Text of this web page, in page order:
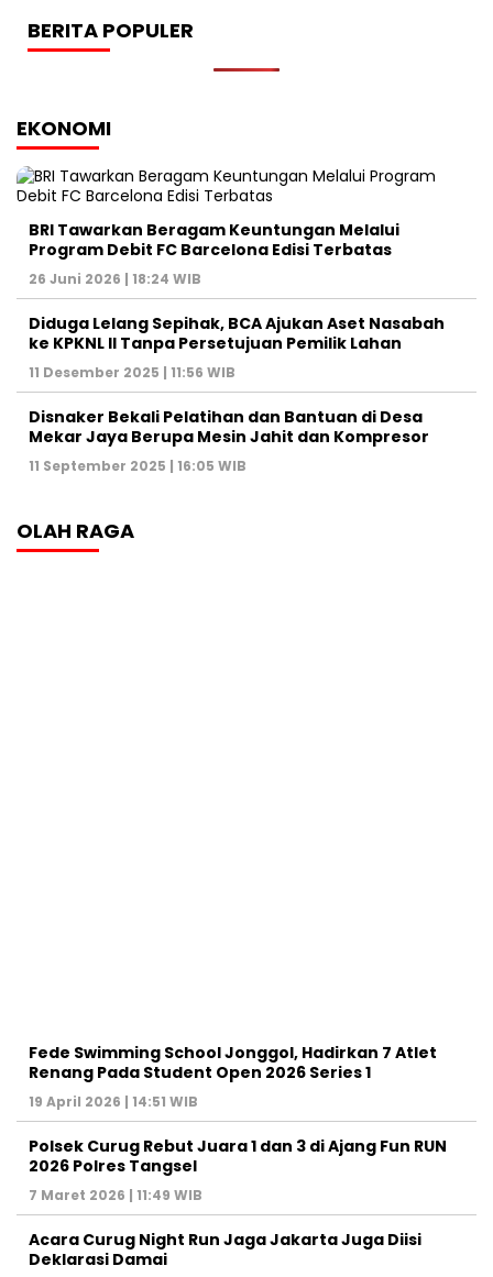
BERITA POPULER
EKONOMI
BRI Tawarkan Beragam Keuntungan Melalui
Program Debit FC Barcelona Edisi Terbatas
26 Juni 2026 | 18:24 WIB
‎Diduga Lelang Sepihak, BCA Ajukan Aset Nasabah
ke KPKNL II Tanpa Persetujuan Pemilik Lahan
11 Desember 2025 | 11:56 WIB
Disnaker Bekali Pelatihan dan Bantuan di Desa
Mekar Jaya Berupa Mesin Jahit dan Kompresor
11 September 2025 | 16:05 WIB
OLAH RAGA
Fede Swimming School Jonggol, Hadirkan 7 Atlet
Renang Pada Student Open 2026 Series 1
19 April 2026 | 14:51 WIB
Polsek Curug Rebut Juara 1 dan 3 di Ajang Fun RUN
2026 Polres Tangsel
7 Maret 2026 | 11:49 WIB
Acara Curug Night Run Jaga Jakarta Juga Diisi
Deklarasi Damai